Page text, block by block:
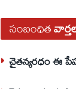
సంబంధిత
చైతన్యరధం ఈ